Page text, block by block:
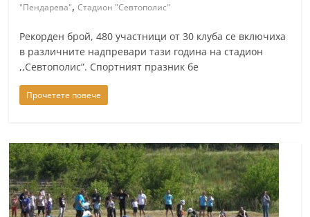
a
k
b
g
.
n
f
o
,
"Пендарева",Стадион "Севтополис"
Рекорден брой, 480 участници от 30 клуба се включиха
в различните надпревари тази година на стадион
,,Севтополис”. Спортният празник бе
Прочетете повече